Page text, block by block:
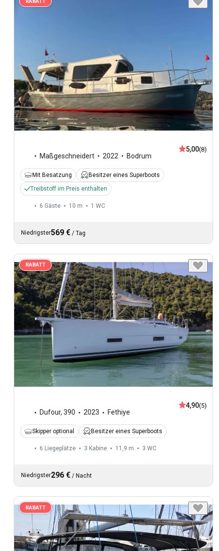
Maßgeschneidert 2022 Bodrum
5,00(8)
Mit Besatzung
Besitzer eines Superboots
Treibstoff im Preis enthalten
6 Gäste 10 m 1 WC
Niedrigster569 € / Tag
RABATT
Dufour, 390 2023 Fethiye
4,90(5)
Skipper optional Besitzer eines Superboots
6 Liegeplätze 3 Kabine 11,9 m 3 WC
Niedrigster296 € / Nacht
RABATT